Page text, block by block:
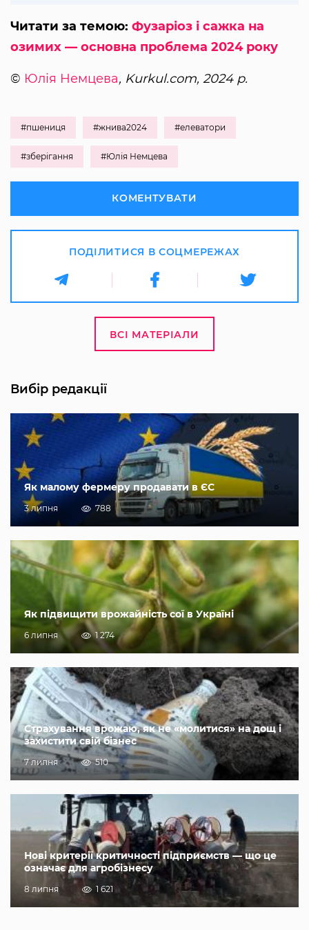
Читати за темою: Фузаріоз і сажка на
озимих — основна проблема 2024 року
© Юлія Немцева, Kurkul.com, 2024 р.
#пшениця #жнива2024 #елеватори
#зберігання #Юлія Немцева
КОМЕНТУВАТИ
ПОДІЛИТИСЯ В СОЦМЕРЕЖАХ
ВСІ МАТЕРІАЛИ
Вибір редакції
Як малому фермеру продавати в ЄС
3 липня 788
Як підвищити врожайність сої в Україні
6 липня 1 274
Страхування врожаю, як не «молитися» на дощ і
захистити свій бізнес
7 липня 510
Нові критерії критичності підприємств — що це
означає для агробізнесу
8 липня 1 621